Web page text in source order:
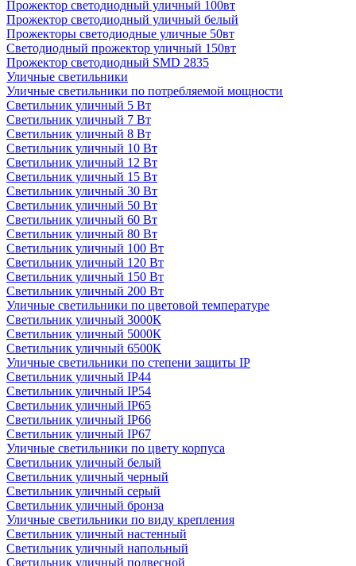
Прожектор светодиодный уличный 100вт
Прожектор светодиодный уличный белый
Прожекторы светодиодные уличные 50вт
Светодиодный прожектор уличный 150вт
Прожектор светодиодный SMD 2835
Уличные светильники
Уличные светильники по потребляемой мощности
Светильник уличный 5 Вт
Светильник уличный 7 Вт
Светильник уличный 8 Вт
Светильник уличный 10 Вт
Светильник уличный 12 Вт
Светильник уличный 15 Вт
Светильник уличный 30 Вт
Светильник уличный 50 Вт
Светильник уличный 60 Вт
Светильник уличный 80 Вт
Светильник уличный 100 Вт
Светильник уличный 120 Вт
Светильник уличный 150 Вт
Светильник уличный 200 Вт
Уличные светильники по цветовой температуре
Cветильник уличный 3000К
Cветильник уличный 5000К
Cветильник уличный 6500К
Уличные светильники по степени защиты IP
Светильник уличный IP44
Светильник уличный IP54
Светильник уличный IP65
Светильник уличный IP66
Светильник уличный IP67
Уличные светильники по цвету корпуса
Светильник уличный белый
Светильник уличный черный
Светильник уличный серый
Светильник уличный бронза
Уличные светильники по виду крепления
Светильник уличный настенный
Светильник уличный напольный
Светильник уличный подвесной